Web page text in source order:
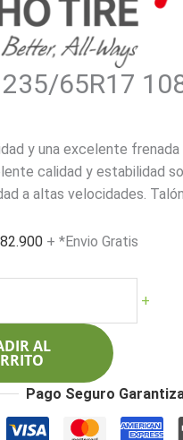
65R17
y una excelente
calidad y estabilidad
a altas velocidades.
El
$882.900.
+ *Envio Gratis
+
AL
Pago Seguro